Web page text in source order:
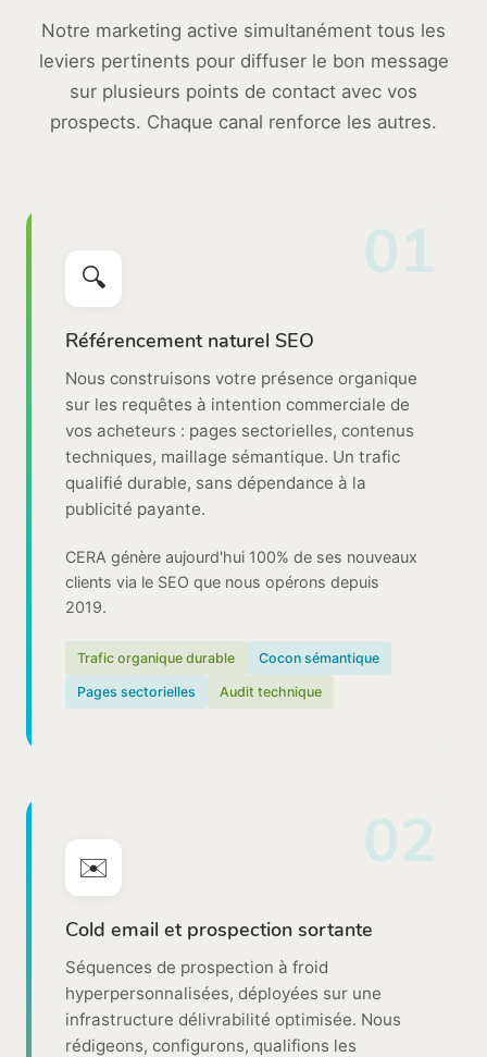
Notre marketing active simultanément tous les
leviers pertinents pour diffuser le bon message
sur plusieurs points de contact avec vos
prospects. Chaque canal renforce les autres.
01
🔍
Référencement naturel SEO
Nous construisons votre présence organique
sur les requêtes à intention commerciale de
vos acheteurs : pages sectorielles, contenus
techniques, maillage sémantique. Un trafic
qualifié durable, sans dépendance à la
publicité payante.
CERA génère aujourd'hui 100% de ses nouveaux
clients via le SEO que nous opérons depuis
2019.
Trafic organique durable Cocon sémantique
Pages sectorielles Audit technique
02
✉️
Cold email et prospection sortante
Séquences de prospection à froid
hyperpersonnalisées, déployées sur une
infrastructure délivrabilité optimisée. Nous
rédigeons, configurons, qualifions les